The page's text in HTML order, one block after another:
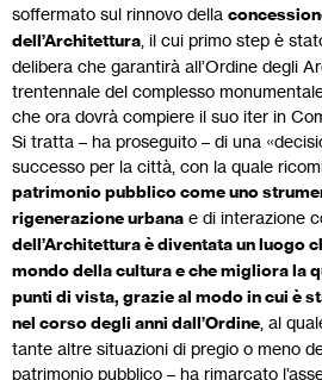
soffermato sul rinnovo della
dell’Architettura , il cui primo step è
delibera che garantirà all’Ordine degli
trentennale del complesso
che ora dovrà compiere il suo iter in
Si tratta – ha proseguito – di una
successo per la città, con la quale
patrimonio pubblico come uno
rigenerazione urbana e di interazione
dell’Architettura è diventata un luogo
mondo della cultura e che migliora la
punti di vista, grazie al modo in cui è
nel corso degli anni dall’Ordine , al
tante altre situazioni di pregio o meno
patrimonio pubblico – ha rimarcato